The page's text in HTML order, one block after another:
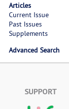
Articles
Current Issue
Past Issues
Supplements
Advanced Search
SUPPORT